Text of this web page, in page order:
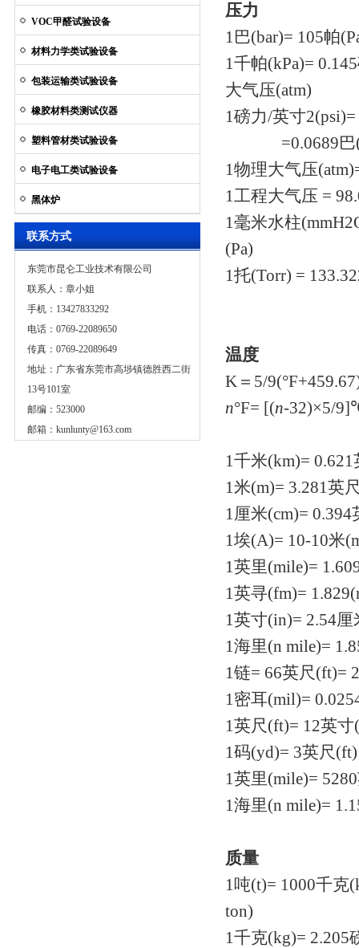
VOC甲醛试验设备
材料力学类试验设备
包装运输类试验设备
橡胶材料类测试仪器
塑料管材类试验设备
电子电工类试验设备
黑体炉
联系方式
东莞市昆仑工业技术有限公司
联系人：章小姐
手机：13427833292
电话：0769-22089650
传真：0769-22089649
地址：广东省东莞市高埗镇德胜西二街
13号101室
邮编：523000
邮箱： kunlunty@163.com
压力
1巴(bar)= 105帕
1千帕(kPa)=
大气压(atm)
1磅力/英寸
=0.0689巴
1物理大气压
1工程大气压 =
1毫米水柱
(Pa)
1托(Torr) =
温度
K＝5/
n°F= [(n-
1千米(km)=
1米(m)= 3.281英
1厘米(cm)= 0.394
1埃(A)= 10-10
1英里(mile)=
1英寻(fm)=
1英寸(in)= 2.54
1海里(n mile)=
1链= 66英尺
1密耳(mil)=
1英尺(ft)= 12英
1码(yd)= 3英尺
1英里(mile)=
1海里(n mile)=
质量
1吨(t)= 1000千
ton)
1千克(kg)=